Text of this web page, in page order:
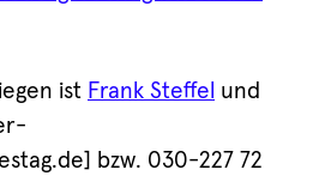
ist Frank Steffel und
bzw. 030-227 72